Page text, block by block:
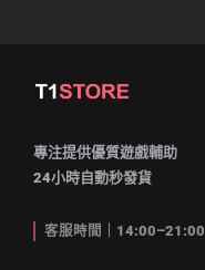
專注提供優質遊戲輔助
24小時自動秒發貨
客服時間｜14:00–21:00